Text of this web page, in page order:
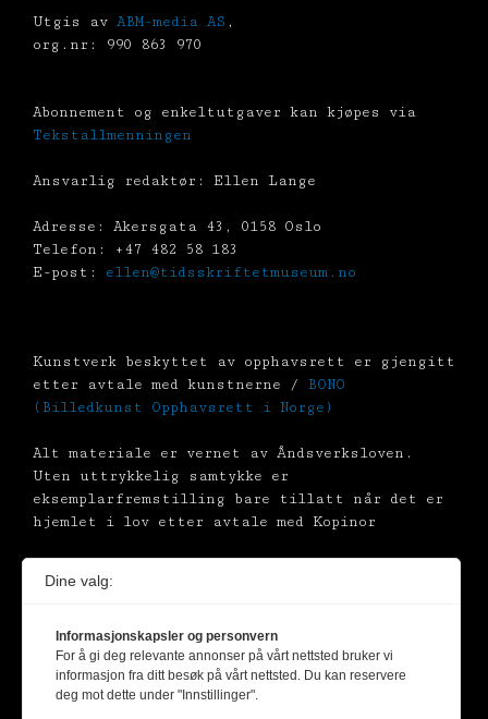
Utgis av ABM-media AS ,
org.nr: 990 863 970
Abonnement og enkeltutgaver kan kjøpes via
Tekstallmenningen
Ansvarlig redaktør: Ellen Lange
Adresse: Akersgata 43, 0158 Oslo
Telefon: +47 482 58 183
E-post: ellen@tidsskriftetmuseum.no
Kunstverk beskyttet av opphavsrett er gjengitt
etter avtale med kunstnerne / BONO
(Billedkunst Opphavsrett i Norge)
Alt materiale er vernet av Åndsverksloven.
Uten uttrykkelig samtykke er
eksemplarfremstilling bare tillatt når det er
hjemlet i lov etter avtale med Kopinor
Dine valg:
Informasjonskapsler og personvern
For å gi deg relevante annonser på vårt nettsted bruker vi
informasjon fra ditt besøk på vårt nettsted. Du kan reservere
deg mot dette under "Innstillinger".